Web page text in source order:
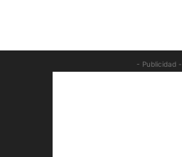
- Publicidad -